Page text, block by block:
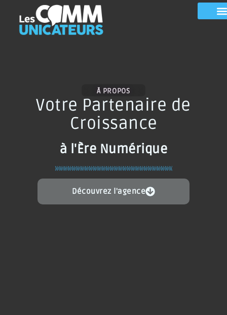
À PROPOS
Votre Partenaire de
Croissance
à l'Ère Numérique
Découvrez l'agence